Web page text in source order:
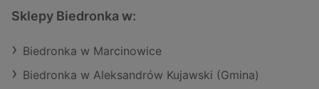
Sklepy Biedronka w:
Biedronka w Marcinowice
Biedronka w Aleksandrów Kujawski (Gmina)